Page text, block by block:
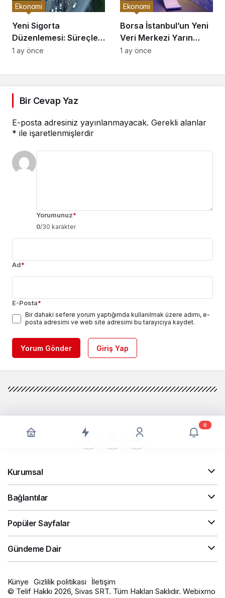
Yeni Sigorta
Düzenlemesi: Süreçler
Hızlanıyor!
Ekonomi
1 ay önce
Borsa İstanbul’un Yeni
Veri Merkezi Yarın
Açılıyor!
Ekonomi
1 ay önce
Bir Cevap Yaz
E-posta adresiniz yayınlanmayacak. Gerekli alanlar
* ile işaretlenmişlerdir
Yorumunuz*
0/30 karakter
Ad*
E-Posta*
Bir dahaki sefere yorum yaptığımda kullanılmak üzere adımı, e-
posta adresimi ve web site adresimi bu tarayıcıya kaydet.
Yorum Gönder Giriş Yap
0
Kurumsal
Bağlantılar
Popüler Sayfalar
Gündeme Dair
Künye Gizlilik politikası
İletişim
© Telif Hakkı 2026, Sivas SRT. Tüm Hakları Saklıdır. Webixmo